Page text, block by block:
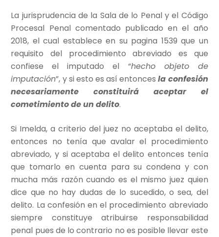
La jurisprudencia de la Sala de lo Penal y el Código
Procesal Penal comentado publicado en el año
2018, el cual establece en su pagina 1539 que un
requisito del procedimiento abreviado es que
confiese el imputado el “hecho objeto de
imputación”, y si esto es así entoncesla confesión
necesariamente constituirá aceptar el
cometimiento de un delito.
Si Imelda, a criterio del juez no aceptaba el delito,
entonces no tenía que avalar el procedimiento
abreviado, y si aceptaba el delito entonces tenía
que tomarlo en cuenta para su condena y con
mucha más razón cuando es el mismo juez quien
dice que no hay dudas de lo sucedido, o sea, del
delito. La confesión en el procedimiento abreviado
siempre constituye atribuirse responsabilidad
penal pues de lo contrario no es posible llevar este